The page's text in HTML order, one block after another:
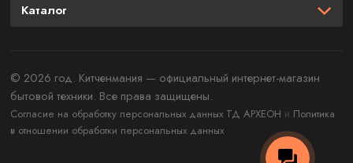
Каталог
© 2026 год. Китченмания — официальный интернет-магазин
бытовой техники. Все права защищены.
Согласие на обработку персональных данных ТД АРХЕОН и Политика
в отношении обработки персональных данных